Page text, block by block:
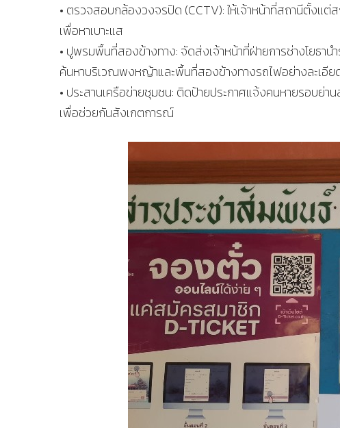
• ตรวจสอบกล้องวงจรปิด (CCTV): ให้เจ้าหน้าที่สถานีตั้ง
เพื่อหาเบาะแส
• ปูพรมพื้นที่สองข้างทาง: จัดส่งเจ้าหน้าที่ฝ่ายการช่างโยธา
ค้นหาบริเวณพงหญ้าและพื้นที่สองข้างทางรถไฟอย่างละเอีย
• ประสานเครือข่ายชุมชน: ติดป้ายประกาศแจ้งคนหายรอบย่
เพื่อช่วยกันสังเกตการณ์